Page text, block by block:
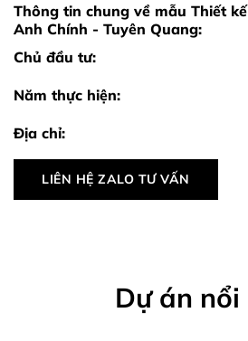
Thông tin chung về mẫu Thiết
Anh Chính - Tuyên Quang:
Chủ đầu tư:
Năm thực hiện:
Địa chỉ:
LIÊN HỆ ZALO TƯ VẤN
Dự án